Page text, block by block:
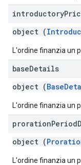
introductory
object (
L'ordine finanzia un
baseDetails
object (
L'ordine finanzia un
prorationPeriod
object (
L'ordine finanzia un